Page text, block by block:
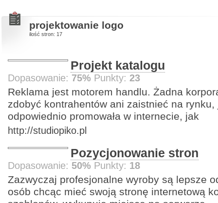
projektowanie logo
ilość stron: 17
Projekt katalogu
Dopasowanie: 75% Punkty: 23
Reklama jest motorem handlu. Żadna
zdobyć kontrahentów ani zaistnieć na
odpowiednio promowała w internecie, jak
http://studiopiko.pl
Pozycjonowanie stron
Dopasowanie: 50% Punkty: 18
Zazwyczaj profesjonalne wyroby są lepsze
osób chcąc mieć swoją stronę internetową